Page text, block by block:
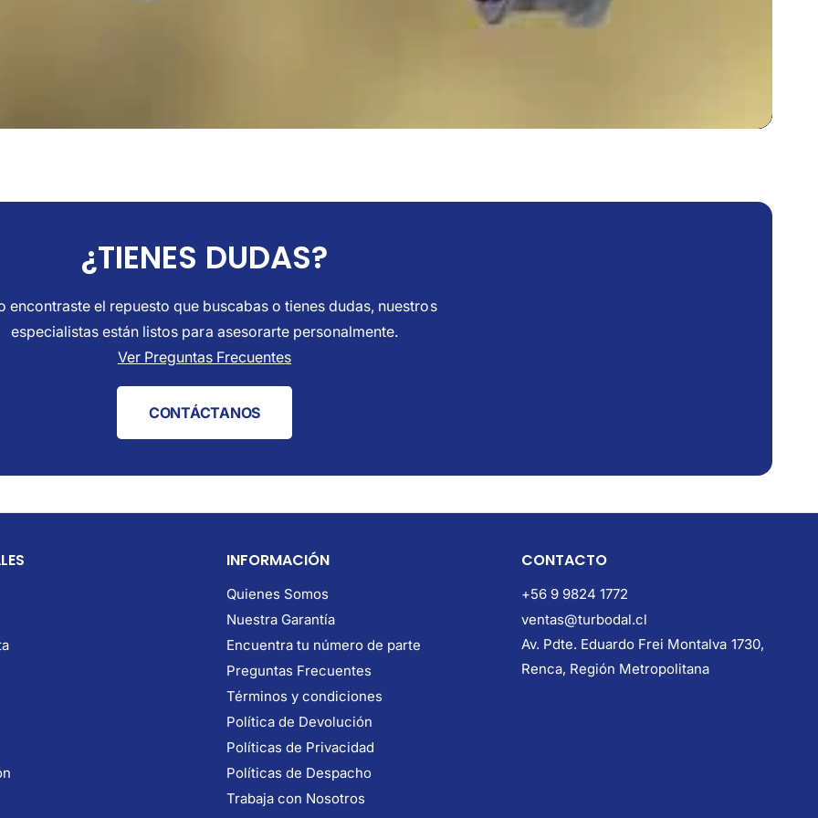
¿TIENES DUDAS?
encontraste el repuesto que buscabas o tienes dudas, nuestros
especialistas están listos para asesorarte personalmente.
Ver Preguntas Frecuentes
CONTÁCTANOS
INFORMACIÓN
Quienes Somos
Nuestra Garantía
Encuentra tu número de parte
Preguntas Frecuentes
Términos y condiciones
Política de Devolución
Políticas de Privacidad
Políticas de Despacho
Trabaja con Nosotros
CONTACTO
+56 9 9824 1772
ventas@turbodal.cl
Av. Pdte. Eduardo Frei Montalva 1730,
Renca, Región Metropolitana